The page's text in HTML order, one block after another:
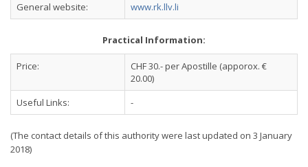
General website:
www.rk.llv.li
Practical Information:
Price:
CHF 30.- per Apostille (apporox. €
20.00)
Useful Links:
-
(The contact details of this authority were last updated on 3 January
2018)